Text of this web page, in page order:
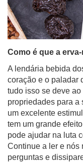
Como é que a
A lendária bebida
coração e o paladar
tudo isso se deve
propriedades para a
um excelente
tem um grande
pode ajudar na luta
Continue a ler e nós
perguntas e